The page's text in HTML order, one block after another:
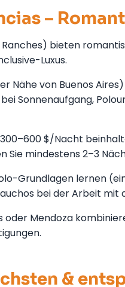
–
bieten
Luxus.
Nähe von Buenos
Sonnenaufgang,
$/Nacht
Sie mindestens 2–3
Grundlagen lernen
bei der Arbeit mit
Mendoza
&